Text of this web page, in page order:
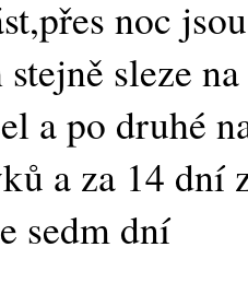
noc
sleze
a po druhé
a za 14
sedm dní